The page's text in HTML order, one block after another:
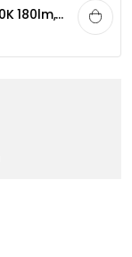
Porcelain I E14 3W LED 2700K 180lm, Matta posliini